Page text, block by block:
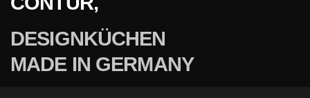
DESIGNKÜCHEN
MADE IN GERMANY